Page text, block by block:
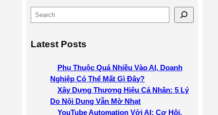
S
e
r
Latest Posts
Phụ Thuộc Quá Nhiều Vào AI, Doanh
Nghiệp Có Thể Mất Gì Đây?
Xây Dựng Thương Hiệu Cá Nhân: 5 Lý
Do Nội Dung Vẫn Mờ Nhạt
YouTube Automation Với AI: Cơ Hội,